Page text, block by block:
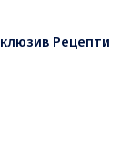
Рецепти